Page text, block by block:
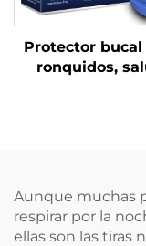
Ronquidos
Protector bucal
ronquidos,
dispositivo
ronquidos,
la boca
Aunque muchas
respirar por la
ellas son las tiras